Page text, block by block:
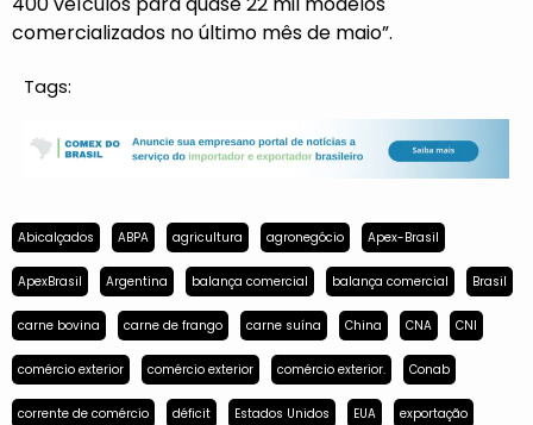
comercializados no último mês de maio”.
Tags:
Abicalçados ABPA agricultura agronegócio Apex-Brasil
ApexBrasil Argentina balança comercial balança comercial Brasil
carne bovina carne de frango carne suína China CNA CNI
comércio exterior comércio exterior comércio exterior. Conab
corrente de comércio déficit Estados Unidos EUA exportação